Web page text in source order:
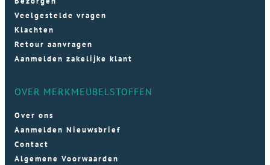
Veelgestelde vragen
Klachten
Retour aanvragen
Aanmelden zakelijke klant
OVER MERKMEUBELSTOFFEN
Over ons
Aanmelden Nieuwsbrief
Contact
Algemene Voorwaarden